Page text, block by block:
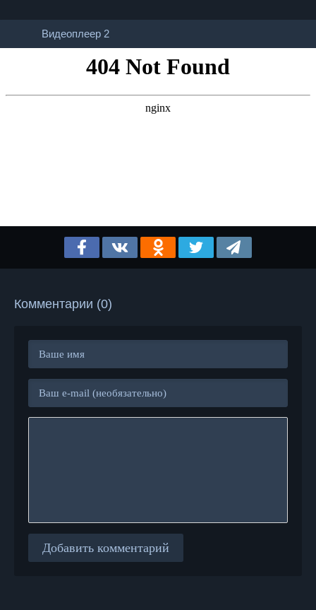
Видеоплеер 2
Комментарии (0)
Добавить комментарий